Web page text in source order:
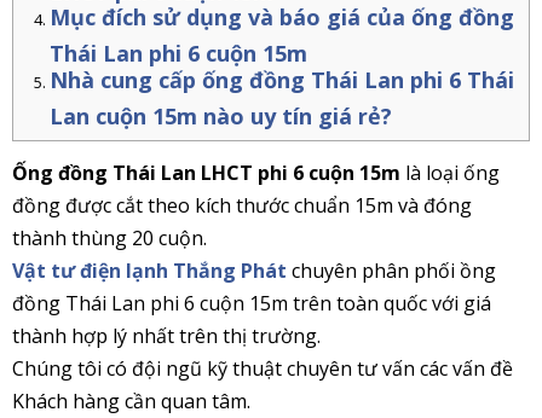
Mục đích sử dụng và báo giá của ống đồng
Thái Lan phi 6 cuộn 15m
Nhà cung cấp ống đồng Thái Lan phi 6 Thái
Lan cuộn 15m nào uy tín giá rẻ?
Ống đồng Thái Lan LHCT phi 6 cuộn 15m là loại ống
đồng được cắt theo kích thước chuẩn 15m và đóng
thành thùng 20 cuộn.
Vật tư điện lạnh Thắng Phát chuyên phân phối ồng
đồng Thái Lan phi 6 cuộn 15m trên toàn quốc với giá
thành hợp lý nhất trên thị trường.
Chúng tôi có đội ngũ kỹ thuật chuyên tư vấn các vấn đề
Khách hàng cần quan tâm.